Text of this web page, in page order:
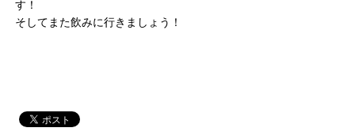
す！
そしてまた飲みに行きましょう！